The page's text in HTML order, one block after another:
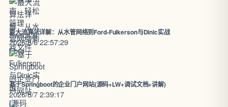
最大流算法详解：从水管网络到Ford-Fulkerson与Dinic实战
2026/8/6 22:57:29
基于Springboot的企业门户网站(源码+LW+调试文档+讲解)
2026/8/7 2:39:17